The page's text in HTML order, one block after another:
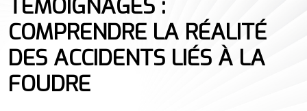
TÉMOIGNAGES :
COMPRENDRE LA RÉALITÉ
DES ACCIDENTS LIÉS À LA
FOUDRE